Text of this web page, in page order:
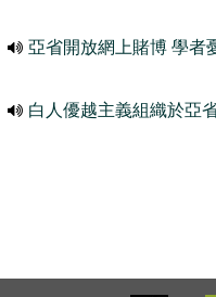
亞省開放網上賭博 學者
白人優越主義組織於亞